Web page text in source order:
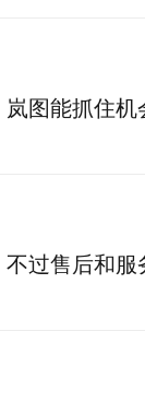
图能抓住
过售后和